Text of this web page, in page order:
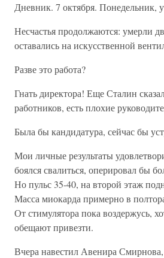
Дневник. 7 октября. Понедельник,
Несчастья продолжаются: умерли
оставались на искусственной
Разве это работа?
Гнать директора! Еще Сталин
работников, есть плохие
Была бы кандидатура, сейчас бы
Мои личные результаты
боялся свалиться, оперировал бы
Но пульс 35-40, на второй этаж
Масса миокарда примерно в
От стимулятора пока воздержусь,
обещают привезти.
Вчера навестил Авенира Смирнова,